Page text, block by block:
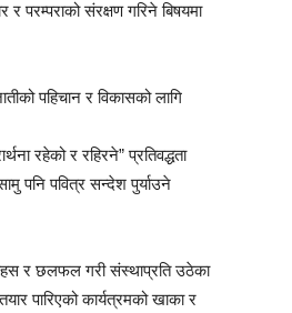
परम्पराको संरक्षण गरिने बिषयमा
पहिचान र विकासको लागि
रहेको र रहिरने” प्रतिवद्धता
पनि पवित्र सन्देश पुर्याउने
र छलफल गरी संस्थाप्रति उठेका
पारिएको कार्यत्रमको खाका र